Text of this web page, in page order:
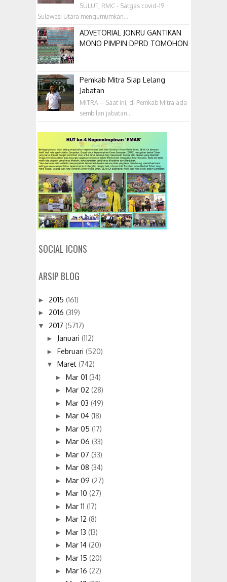
SULUT, RMC - Satgas covid-19
Sulawesi Utara mengumumkan...
ADVETORIAL JONRU GANTIKAN
MONO PIMPIN DPRD TOMOHON
Pemkab Mitra Siap Lelang
Jabatan
MITRA – Saat ini, di Pemkab Mitra ada
sembilan jabatan...
SOCIAL ICONS
ARSIP BLOG
► 2015 (161)
► 2016 (319)
▼ 2017 (5717)
► Januari (112)
► Februari (520)
▼ Maret (742)
► Mar 01 (34)
► Mar 02 (28)
► Mar 03 (49)
► Mar 04 (18)
► Mar 05 (17)
► Mar 06 (33)
► Mar 07 (33)
► Mar 08 (34)
► Mar 09 (27)
► Mar 10 (27)
► Mar 11 (17)
► Mar 12 (8)
► Mar 13 (13)
► Mar 14 (20)
► Mar 15 (20)
► Mar 16 (22)